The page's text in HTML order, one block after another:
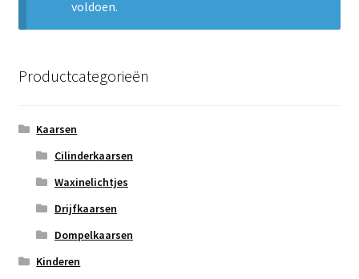
voldoen.
Productcategorieën
Kaarsen
Cilinderkaarsen
Waxinelichtjes
Drijfkaarsen
Dompelkaarsen
Kinderen